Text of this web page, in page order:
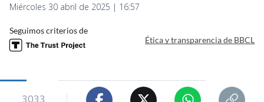
Miércoles 30 abril de 2025 | 16:57
Seguimos criterios de
Ética y transparencia de BBCL
3033